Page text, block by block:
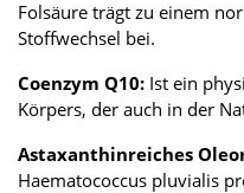
Folsäure trägt zu einem
Stoffwechsel bei.
Coenzym Q10: Ist ein
Körpers, der auch in der
Astaxanthinreiches
Haematococcus pluvialis